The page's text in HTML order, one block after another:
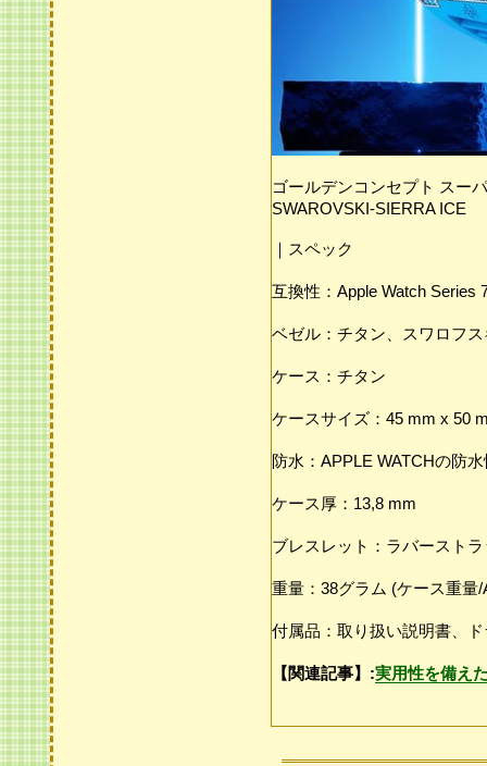
ゴールデンコンセプト スー
SWAROVSKI-SIERRA ICE
｜スペック
互換性：Apple Watch Series
ベゼル：チタン、スワロフ
ケース：チタン
ケースサイズ：45 mm x 50
防水：APPLE WATCHの防
ケース厚：13,8 mm
ブレスレット：ラバースト
重量：38グラム (ケース重量
付属品：取り扱い説明書、
【関連記事】:実用性を備え